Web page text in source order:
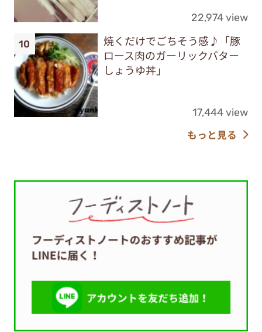
22,974 view
焼くだけでごちそう感♪「豚
ロース肉のガーリックバター
しょうゆ丼」
17,444 view
もっと見る